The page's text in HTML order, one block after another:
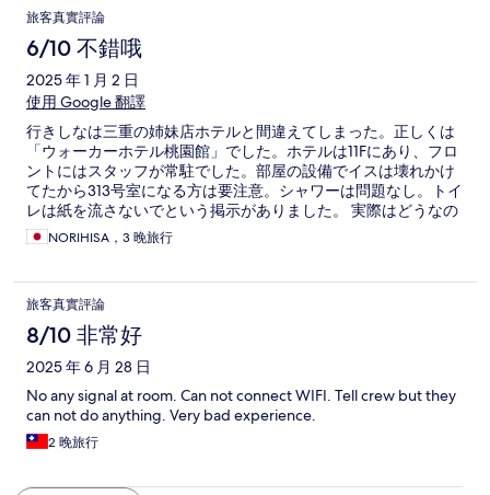
旅客真實評論
6/10 不錯哦
2025 年 1 月 2 日
使用 Google 翻譯
行きしなは三重の姉妹店ホテルと間違えてしまった。正しくは
「ウォーカーホテル桃園館」でした。ホテルは11Fにあり、フロ
ントにはスタッフが常駐でした。部屋の設備でイスは壊れかけ
てたから313号室になる方は要注意。シャワーは問題なし。トイ
レは紙を流さないでという掲示がありました。 実際はどうなの
かはわかりません。 こんなもんかなと思います。
NORIHISA，3 晚旅行
旅客真實評論
8/10 非常好
2025 年 6 月 28 日
No any signal at room. Can not connect WIFI. Tell crew but they
can not do anything. Very bad experience.
2 晚旅行